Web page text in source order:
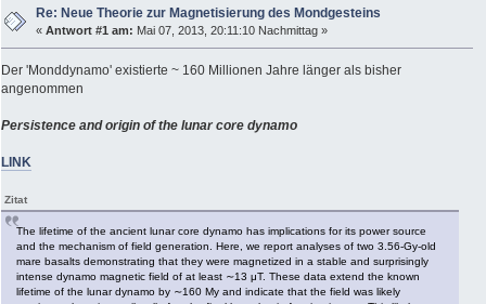
Re: Neue Theorie zur Magnetisierung des Mondgesteins
«Antwort #1 am: Mai 07, 2013, 20:11:10 Nachmittag »
Der 'Monddynamo' existierte ~ 160 Millionen Jahre länger als bisher
angenommen
Persistence and origin of the lunar core dynamo
LINK
Zitat
The lifetime of the ancient lunar core dynamo has implications for its power source
and the mechanism of field generation. Here, we report analyses of two 3.56-Gy-old
mare basalts demonstrating that they were magnetized in a stable and surprisingly
intense dynamo magnetic field of at least ∼13 μT. These data extend the known
lifetime of the lunar dynamo by ∼160 My and indicate that the field was likely